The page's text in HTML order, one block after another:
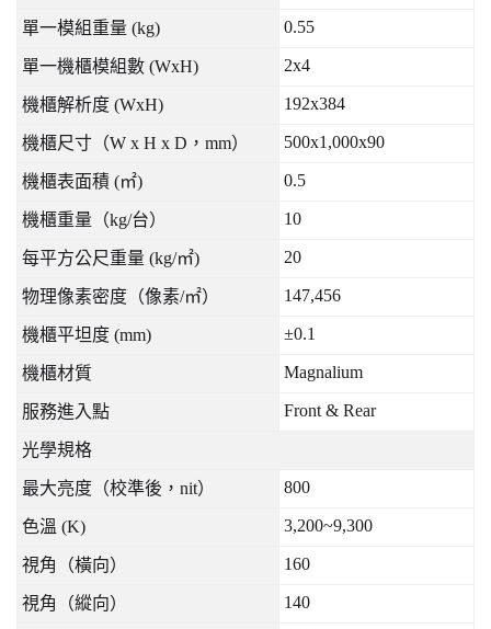
單一模組重量 (kg) 0.55
單一機櫃模組數 (WxH) 2x4
機櫃解析度 (WxH) 192x384
機櫃尺寸（W x H x D ， mm） 500x1,000x90
機櫃表面積 (㎡) 0.5
機櫃重量（kg/台） 10
每平方公尺重量 (kg/㎡) 20
物理像素密度（像素/㎡） 147,456
機櫃平坦度 (mm) ±0.1
機櫃材質 Magnalium
服務進入點 Front & Rear
光學規格
最大亮度（校準後， nit） 800
色溫 (K) 3,200~9,300
視角（橫向） 160
視角（縱向） 140